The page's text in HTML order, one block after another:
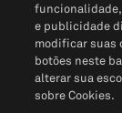
e publicidade
modificar suas
botões neste
alterar sua
sobre Cookies.